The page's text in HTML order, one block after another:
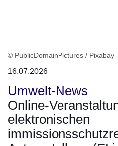
© PublicDomainPictures / Pixabay
16.07.2026
Umwelt-News
Online-
elektronischen